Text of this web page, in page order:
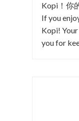
Kopi！你
If you
Kopi! Your
you for